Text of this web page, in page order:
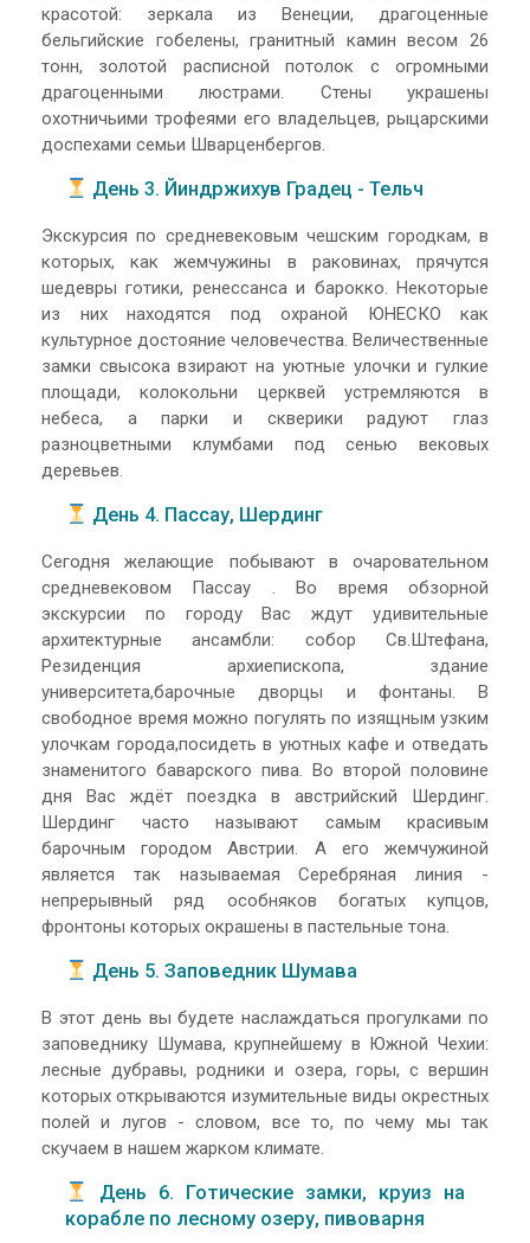
красотой: зеркала из Венеции, драгоценные
бельгийские гобелены, гранитный камин весом 26
тонн, золотой расписной потолок с огромными
драгоценными люстрами. Стены украшены
охотничьими трофеями его владельцев, рыцарскими
доспехами семьи Шварценбергов.
День 3. Йиндржихув Градец - Тельч
Экскурсия по средневековым чешским городкам, в
которых, как жемчужины в раковинах, прячутся
шедевры готики, ренессанса и барокко. Некоторые
из них находятся под охраной ЮНЕСКО как
культурное достояние человечества. Величественные
замки свысока взирают на уютные улочки и гулкие
площади, колокольни церквей устремляются в
небеса, а парки и скверики радуют глаз
разноцветными клумбами под сенью вековых
деревьев.
День 4. Пассау, Шердинг
Сегодня желающие побывают в очаровательном
средневековом Пассау . Во время обзорной
экскурсии по городу Вас ждут удивительные
архитектурные ансамбли: собор Св.Штефана,
Резиденция архиепископа, здание
университета,барочные дворцы и фонтаны. В
свободное время можно погулять по изящным узким
улочкам города,посидеть в уютных кафе и отведать
знаменитого баварского пива. Во второй половине
дня Вас ждёт поездка в австрийский Шердинг.
Шердинг часто называют самым красивым
барочным городом Австрии. А его жемчужиной
является так называемая Серебряная линия -
непрерывный ряд особняков богатых купцов,
фронтоны которых окрашены в пастельные тона.
День 5. Заповедник Шумава
В этот день вы будете наслаждаться прогулками по
заповеднику Шумава, крупнейшему в Южной Чехии:
лесные дубравы, родники и озера, горы, с вершин
которых открываются изумительные виды окрестных
полей и лугов - словом, все то, по чему мы так
скучаем в нашем жарком климате.
День 6. Готические замки, круиз на
корабле по лесному озеру, пивоварня